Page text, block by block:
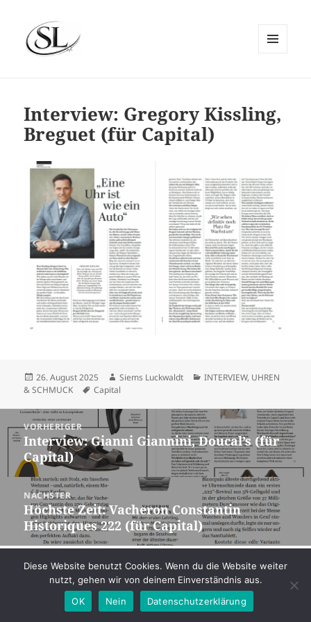
Interview: Gregory Kissling,
Breguet (für Capital)
Veröffentlicht
am
26. August 2025 Autor
Siems Luckwaldt Kategorien
INTERVIEW, UHREN
& SCHMUCK
Schlagwörter
Capital
Beitragsnavigation
VORHERIGER
Vorheriger
Beitrag:
Interview: Gianni Giannini, Doucal’s (für
Capital)
NÄCHSTER
Nächster
Beitrag:
Höchste Zeit: Vacheron Constantin
Historiques 222 (für Capital)
Datenschutz Stolz präsentiert von WordPress
Diese Website benutzt Cookies. Wenn du die Website weiter
nutzt, gehen wir von deinem Einverständnis aus.
OK
Nein Datenschutzerklärung